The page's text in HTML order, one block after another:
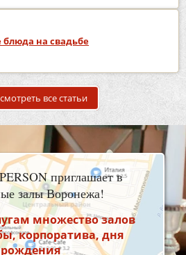
блюда на свадьбе
все статьи
приглашает в
залы Воронежа!
множество залов
корпоратива, дня
рождения